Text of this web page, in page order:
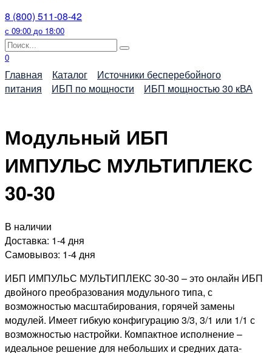
8 (800) 511-08-42
с 09:00 до 18:00
Search
for:
0
Главная Каталог
Источники бесперебойного
питания
ИБП по мощности ИБП мощностью 30 кВА
Модульный ИБП
ИМПУЛЬС МУЛЬТИПЛЕКС
30-30
В наличии
Доставка: 1-4 дня
Самовывоз: 1-4 дня
ИБП ИМПУЛЬС МУЛЬТИПЛЕКС 30-30 – это онлайн ИБП
двойного преобразования модульного типа, с
возможностью масштабирования, горячей замены
модулей. Имеет гибкую конфигурацию 3/3, 3/1 или 1/1 с
возможностью настройки. Компактное исполнение –
идеальное решение для небольших и средних дата-